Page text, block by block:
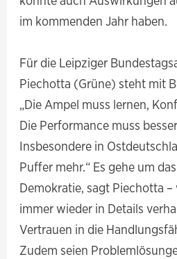
im kommenden Jahr haben.
Für die Leipziger
Piechotta (Grüne) steht mit
„Die Ampel muss lernen,
Die Performance muss
Insbesondere in
Puffer mehr.“ Es gehe um
Demokratie, sagt Piechotta
immer wieder in Details
Vertrauen in die
Zudem seien